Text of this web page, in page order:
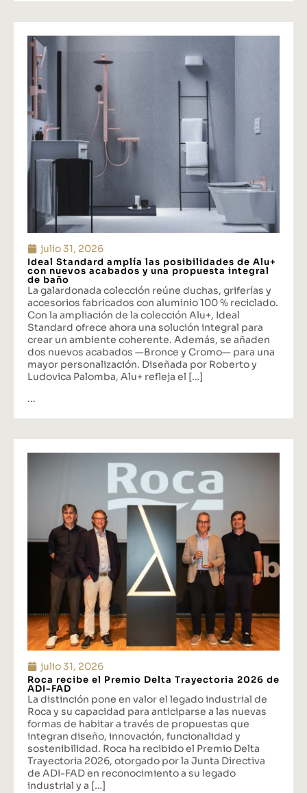
julio 31, 2026
Ideal Standard amplía las posibilidades de Alu+
con nuevos acabados y una propuesta integral
de baño
La galardonada colección reúne duchas, griferías y
accesorios fabricados con aluminio 100 % reciclado.
Con la ampliación de la colección Alu+, Ideal
Standard ofrece ahora una solución integral para
crear un ambiente coherente. Además, se añaden
dos nuevos acabados —Bronce y Cromo— para una
mayor personalización. Diseñada por Roberto y
Ludovica Palomba, Alu+ refleja el […]
...
julio 31, 2026
Roca recibe el Premio Delta Trayectoria 2026 de
ADI-FAD
La distinción pone en valor el legado industrial de
Roca y su capacidad para anticiparse a las nuevas
formas de habitar a través de propuestas que
integran diseño, innovación, funcionalidad y
sostenibilidad. Roca ha recibido el Premio Delta
Trayectoria 2026, otorgado por la Junta Directiva
de ADI-FAD en reconocimiento a su legado
industrial y a […]